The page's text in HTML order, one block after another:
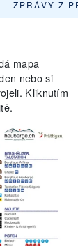
ZPRÁVY Z
mapa
nebo si
Kliknutím